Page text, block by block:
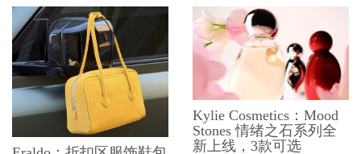
Kylie Cosmetics：Mood
Stones 情绪之石系列全
新上线，3款可选